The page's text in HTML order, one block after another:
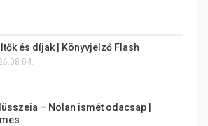
és díjak | Könyvjelző Flash
– Nolan ismét odacsap |